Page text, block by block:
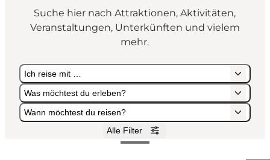
Veranstaltungen
Städte und Regionen
Suche hier nach Attraktionen, Aktivitäten,
Veranstaltungen, Unterkünften und vielem
mehr.
Ich reise mit …
Was möchtest du erleben?
Wann möchtest du reisen?
Alle Filter